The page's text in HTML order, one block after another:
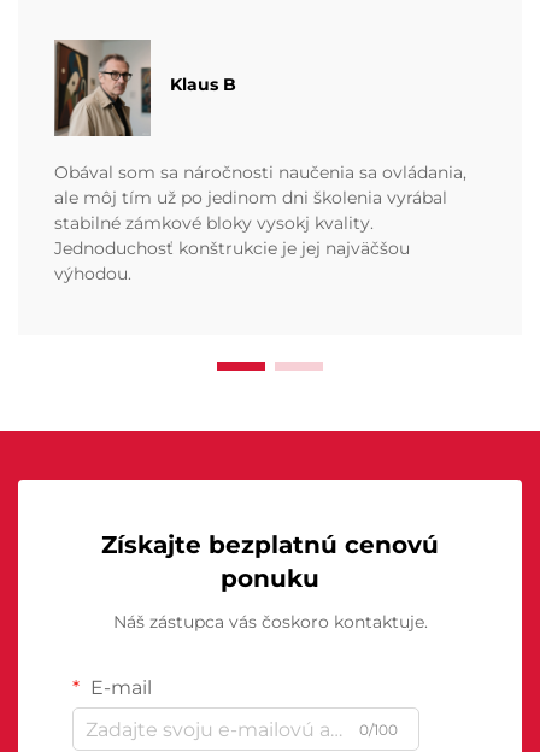
Klaus B
Obával som sa náročnosti naučenia sa ovládania,
ale môj tím už po jedinom dni školenia vyrábal
stabilné zámkové bloky vysokj kvality.
Jednoduchosť konštrukcie je jej najväčšou
výhodou.
Získajte bezplatnú cenovú
ponuku
Náš zástupca vás čoskoro kontaktuje.
E-mail
0/100